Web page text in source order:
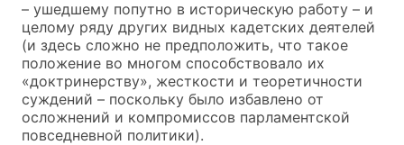
– ушедшему попутно в историческую работу – и
целому ряду других видных кадетских деятелей
(и здесь сложно не предположить, что такое
положение во многом способствовало их
«доктринерству», жесткости и теоретичности
суждений – поскольку было избавлено от
осложнений и компромиссов парламентской
повседневной политики).